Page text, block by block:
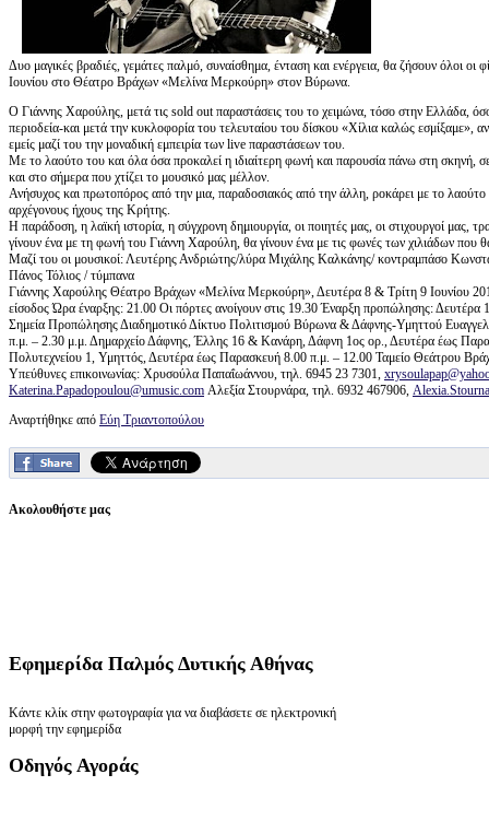
Δυο μαγικές βραδιές, γεμάτες παλμό, συναίσθημα, ένταση και ενέργεια, θα ζήσουν όλοι
Ιουνίου στο Θέατρο Βράχων «Μελίνα Μερκούρη» στον Βύρωνα.
Ο Γιάννης Χαρούλης, μετά τις sold out παραστάσεις του το χειμώνα, τόσο στην Ελλάδα,
περιοδεία-και μετά την κυκλοφορία του τελευταίου του δίσκου «Χίλια καλώς εσμίξαμε»,
εμείς μαζί του την μοναδική εμπειρία των live παραστάσεων του.
Με το λαούτο του και όλα όσα προκαλεί η ιδιαίτερη φωνή και παρουσία πάνω στη σκηνή,
και στο σήμερα που χτίζει το μουσικό μας μέλλον.
Ανήσυχος και πρωτοπόρος από την μια, παραδοσιακός από την άλλη, ροκάρει με το
αρχέγονους ήχους της Κρήτης.
Η παράδοση, η λαϊκή ιστορία, η σύγχρονη δημιουργία, οι ποιητές μας, οι στιχουργοί μας,
γίνουν ένα με τη φωνή του Γιάννη Χαρούλη, θα γίνουν ένα με τις φωνές των χιλιάδων που
Μαζί του οι μουσικοί: Λευτέρης Ανδριώτης/λύρα Μιχάλης Καλκάνης/ κοντραμπάσο
Πάνος Τόλιος / τύμπανα
Γιάννης Χαρούλης Θέατρο Βράχων «Μελίνα Μερκούρη», Δευτέρα 8 & Τρίτη 9 Ιουνίου
είσοδος Ώρα έναρξης: 21.00 Οι πόρτες ανοίγουν στις 19.30 Έναρξη προπώλησης: Δευτέρα
Σημεία Προπώλησης Διαδημοτικό Δίκτυο Πολιτισμού Βύρωνα & Δάφνης-Υμηττού
π.μ. – 2.30 μ.μ. Δημαρχείο Δάφνης, Έλλης 16 & Κανάρη, Δάφνη 1ος ορ., Δευτέρα έως
Πολυτεχνείου 1, Υμηττός, Δευτέρα έως Παρασκευή 8.00 π.μ. – 12.00 Ταμείο Θεάτρου
Υπεύθυνες επικοινωνίας: Χρυσούλα Παπαΐωάννου, τηλ. 6945 23 7301,
Katerina.Papadopoulou@umusic.com Αλεξία Στουρνάρα, τηλ. 6932 467906,
Αναρτήθηκε από Εύη Τριαντοπούλου
Ακολουθήστε μας
Εφημερίδα Παλμός Δυτικής Αθήνας
Κάντε κλίκ στην φωτογραφία για να διαβάσετε σε ηλεκτρονική
μορφή την εφημερίδα
Οδηγός Αγοράς